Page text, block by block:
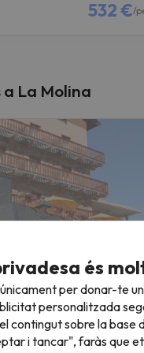
532 €/
La Molina
opinions
a 27/12/26(2 nits)
és
per donar-te
personalitzada
contingut sobre la base
i tancar", faràs que